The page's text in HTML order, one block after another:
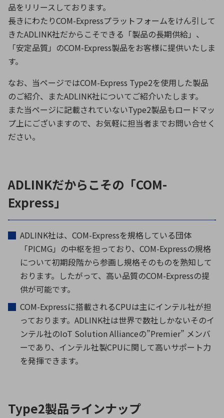
ブログ｜ここから始まる最新技術
レーダ・衛星通信
照射
シミュレーター
医療機器 検索
品をリリースしております。
長きにわたりCOM-Expressプラットフォームをけん引して
きたADLINK社だからこそできる「製品の長期供給」、
「安定品質」のCOM-Express製品をお客様に提供いたしま
す。
なお、当ページではCOM-Express Type2を使用した製品
のご紹介、またADLINK社についてご紹介いたします。
また当ページに記載されていないType2製品もロードマッ
プ上にございますので、お気軽に担当者までお問い合せく
ださい。
ADLINKだからこその「COM-
Express」
ADLINK社は、COM-Expressを規格している団体
「PICMG」の中枢を担っており、COM-Expressの規格
について初期段階から参画し規格そのものを熟知して
おります。したがって、高い品質のCOM-Expressの提
供が可能です。
COM-Expressに搭載されるCPUは主にインテル社が担
っております。ADLINK社は世界で数社しかないそのイ
ンテル社のIoT Solution Allianceの”Premier” メンバ
ーであり、インテル社製CPUに関して高いサポート力
を発揮できます。
Type2製品ラインナップ